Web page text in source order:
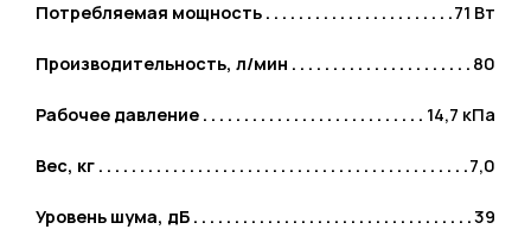
Потребляемая мощность 71 Вт
Производительность, л/мин 80
Рабочее давление 14,7 кПа
Вес, кг 7,0
Уровень шума, дБ 39